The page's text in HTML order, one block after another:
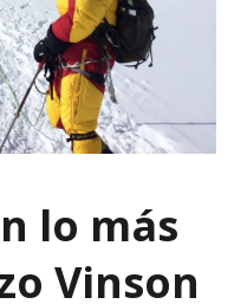
lo más
Vinson